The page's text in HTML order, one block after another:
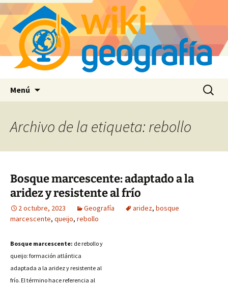
Menú Buscar:
Archivo de la etiqueta: rebollo
Bosque marcescente: adaptado a la
aridez y resistente al frío
2 octubre, 2023 Geografía aridez, bosque
marcescente, queijo, rebollo
Bosque marcescente: de rebollo y
queijo: formación atlántica
adaptada a la aridez y resistente al
frío. El término hace referencia al